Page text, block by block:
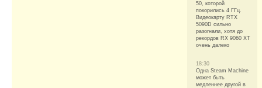
50, которой
покорились 4 ГГц.
Видеокарту RTX
5090D сильно
разогнали, хотя до
рекордов RX 9060 XT
очень далеко
18:30
Одна Steam Machine
может быть
медленнее другой в